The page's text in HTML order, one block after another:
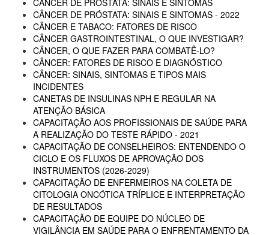
CÂNCER DE PRÓSTATA: SINAIS E SINTOMAS
CÂNCER DE PRÓSTATA: SINAIS E SINTOMAS - 2022
CÂNCER E TABACO: FATORES DE RISCO
CÂNCER GASTROINTESTINAL, O QUE INVESTIGAR?
CÂNCER, O QUE FAZER PARA COMBATÊ-LO?
CÂNCER: FATORES DE RISCO E DIAGNÓSTICO
CÂNCER: SINAIS, SINTOMAS E TIPOS MAIS
INCIDENTES
CANETAS DE INSULINAS NPH E REGULAR NA
ATENÇÃO BÁSICA
CAPACITAÇÃO AOS PROFISSIONAIS DE SAÚDE PARA
A REALIZAÇÃO DO TESTE RÁPIDO - 2021
CAPACITAÇÃO DE CONSELHEIROS: ENTENDENDO O
CICLO E OS FLUXOS DE APROVAÇÃO DOS
INSTRUMENTOS (2026-2029)
CAPACITAÇÃO DE ENFERMEIROS NA COLETA DE
CITOLOGIA ONCÓTICA TRÍPLICE E INTERPRETAÇÃO
DE RESULTADOS
CAPACITAÇÃO DE EQUIPE DO NÚCLEO DE
VIGILÂNCIA EM SAÚDE PARA O ENFRENTAMENTO DA